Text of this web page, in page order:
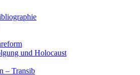
und Holocaust
– Transib